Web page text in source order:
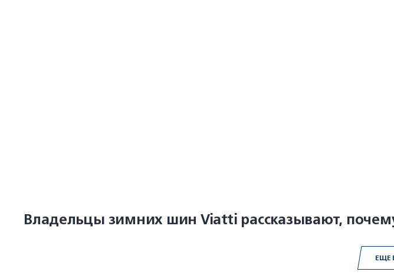
Владельцы зимних шин Viatti рассказывают,
ЕЩЕ